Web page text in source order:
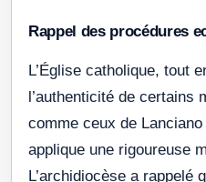
Rappel des procédures
L’Église catholique, tout
l’authenticité de certains
comme ceux de
applique une rigoureuse
L’archidiocèse a rappelé